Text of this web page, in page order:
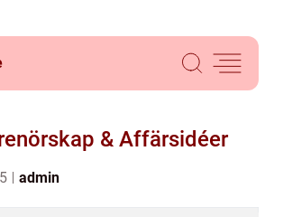
& Affärsidéer
admin